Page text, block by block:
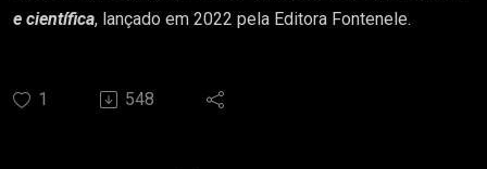
e científica, lançado em 2022 pela Editora Fontenele.
1 548